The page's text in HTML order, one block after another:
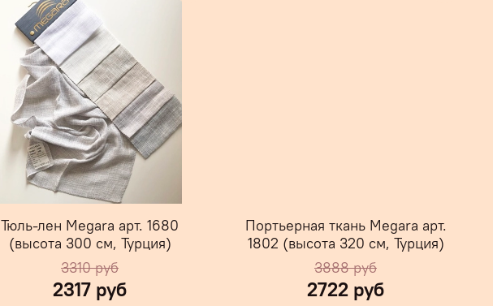
Тюль-лен Megara арт. 1680
(высота 300 см, Турция)
3310 руб
2317 руб
Портьерная ткань Megara арт.
1802 (высота 320 см, Турция)
3888 руб
2722 руб